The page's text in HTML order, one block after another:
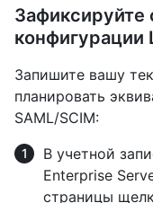
Зафиксируйте
конфигурации
Запишите вашу
планировать
SAML/SCIM:
В учетной
Enterprise
страницы